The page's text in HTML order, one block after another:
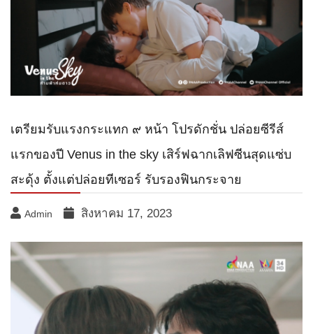
เตรียมรับแรงกระแทก ๙ หน้า โปรดักชั่น ปล่อยซีรีส์
แรกของปี Venus in the sky เสิร์ฟฉากเลิฟซีนสุดแซ่บ
สะดุ้ง ตั้งแต่ปล่อยทีเซอร์ รับรองฟินกระจาย
Admin สิงหาคม 17, 2023